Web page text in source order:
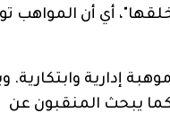
أي أن المواهب
إدارية وابتكارية.
يبحث المنقبون عن